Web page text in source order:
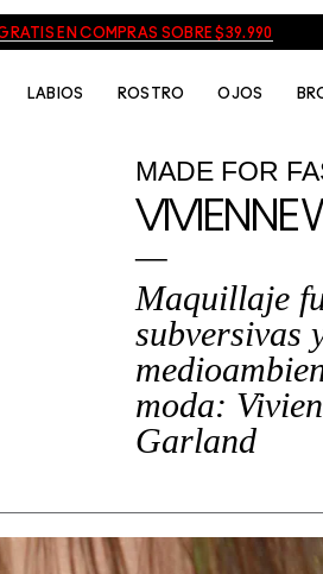
EN COMPRAS SOBRE $39.990
LABIOS ROSTRO OJOS
MADE FOR
VIVIENNE
Maquillaje
subversivas
moda:
Garland